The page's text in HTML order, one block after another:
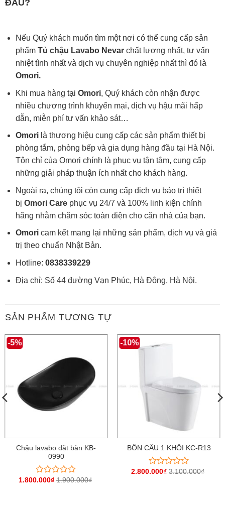
ĐÂU?
Nếu Quý khách muốn tìm một nơi có thể cung cấp sản
phẩm Tủ chậu Lavabo Nevarchất lượng nhất, tư vấn
nhiệt tình nhất và dịch vụ chuyên nghiệp nhất thì đó là
Omori.
Khi mua hàng tại Omori, Quý khách còn nhận được
nhiều chương trình khuyến mại, dịch vụ hậu mãi hấp
dẫn, miễn phí tư vấn khảo sát…
Omori là thương hiệu cung cấp các sản phẩm thiết bị
phòng tắm, phòng bếp và gia dụng hàng đầu tại Hà Nội.
Tôn chỉ của Omori chính là phục vụ tận tâm, cung cấp
những giải pháp thuận ích nhất cho khách hàng.
Ngoài ra, chúng tôi còn cung cấp dịch vụ bảo trì thiết
bị Omori Care phục vụ 24/7 và 100% linh kiện chính
hãng nhằm chăm sóc toàn diện cho căn nhà của bạn.
Omoricam kết mang lại những sản phẩm, dịch vụ và giá
trị theo chuẩn Nhật Bản.
Hotline: 0838339229
Địa chỉ: Số 44 đường Vạn Phúc, Hà Đông, Hà Nội.
SẢN PHẨM TƯƠNG TỰ
-5%
Chậu lavabo đặt bàn KB-
0990
Được
1.800.000₫ 1.900.000₫
-10%
BỒN CẦU 1 KHỐI KC-R13
Được
2.800.000₫ 3.100.000₫